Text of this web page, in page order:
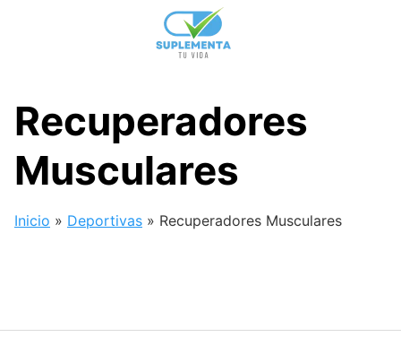
Recuperadores
Musculares
Inicio » Deportivas » Recuperadores Musculares